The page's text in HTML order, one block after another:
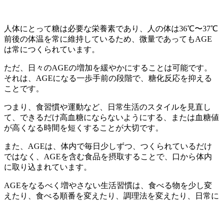
人体にとって糖は必要な栄養素であり、人の体は36℃〜37℃
前後の体温を常に維持しているため、微量であってもAGE
は常につくられています。
ただ、日々のAGEの増加を緩やかにすることは可能です。
それは、AGEになる一歩手前の段階で、糖化反応を抑える
ことです。
つまり、食習慣や運動など、日常生活のスタイルを見直し
て、できるだけ高血糖にならないようにする、または血糖値
が高くなる時間を短くすることが大切です。
また、AGEは、体内で毎日少しずつ、つくられているだけ
ではなく、AGEを含む食品を摂取することで、口から体内
に取り込まれています。
AGEをなるべく増やさない生活習慣は、食べる物を少し変
えたり、食べる順番を変えたり、調理法を変えたり、日常に